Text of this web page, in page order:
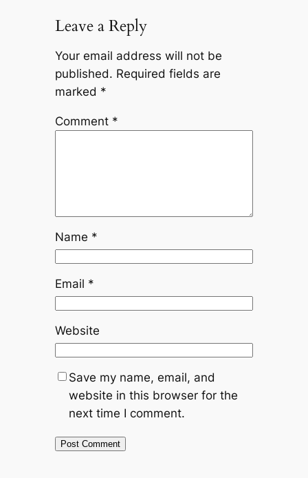
Leave a Reply
Your email address will not be
published. Required fields are
marked *
Comment *
Name *
Email *
Website
Save my name, email, and
website in this browser for the
next time I comment.